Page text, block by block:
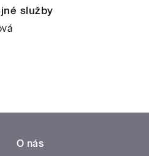
služby
O nás